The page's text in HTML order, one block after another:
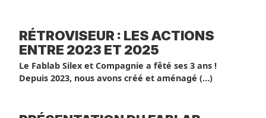
RÉTROVISEUR : LES ACTIONS
ENTRE 2023 ET 2025
Le Fablab Silex et Compagnie a fêté ses 3 ans !
Depuis 2023, nous avons créé et aménagé (…)